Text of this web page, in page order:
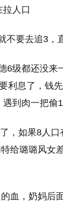
人口
不要去追3，
级都还没来
利息了，钱
到肉一把偷
，如果8人
给璐璐风女
血，奶妈后